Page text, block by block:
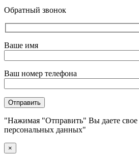
Обратный звонок
Ваше имя
Ваш номер телефона
"Нажимая "Отправить" Вы даете свое
персональных данных"
×